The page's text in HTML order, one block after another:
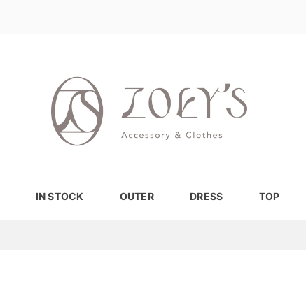
IN STOCK OUTER DRESS TOP